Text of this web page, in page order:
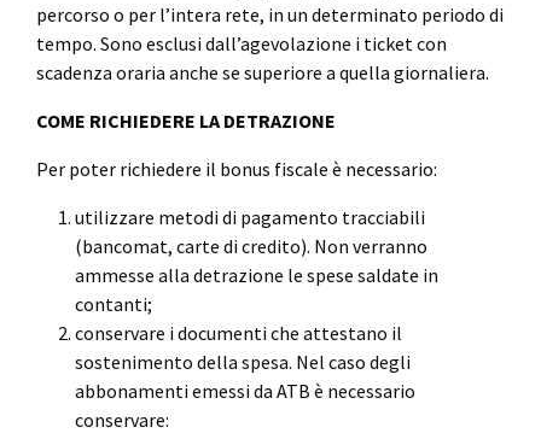
percorso o per l’intera rete, in un determinato periodo di
tempo. Sono esclusi dall’agevolazione i ticket con
scadenza oraria anche se superiore a quella giornaliera.
COME RICHIEDERE LA DETRAZIONE
Per poter richiedere il bonus fiscale è necessario:
utilizzare metodi di pagamento tracciabili
(bancomat, carte di credito). Non verranno
ammesse alla detrazione le spese saldate in
contanti;
conservare i documenti che attestano il
sostenimento della spesa. Nel caso degli
abbonamenti emessi da ATB è necessario
conservare: